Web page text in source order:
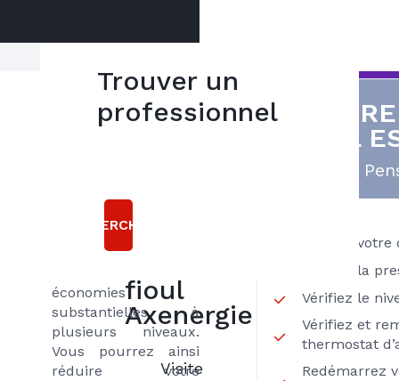
Réalisez des
économies
matériel de
chauffage permet de
économies
substantielles à
plusieurs niveaux.
Vous pourrez ainsi
réduire votre
FIOUL
Vérifiez
Vérifiez la
Vérifiez le
Vérifiez et
thermostat
Redémarrez
Trouver un
professionnel
RECHERCHER
5
choisir le
contrat
fioul
Axenergie
Visite